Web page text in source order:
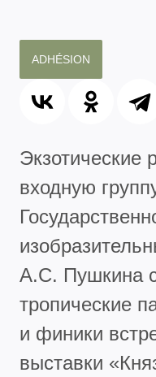
ADHÉSION
Экзотические
входную
А.С. Пушкина
тропические
и финики
выставки